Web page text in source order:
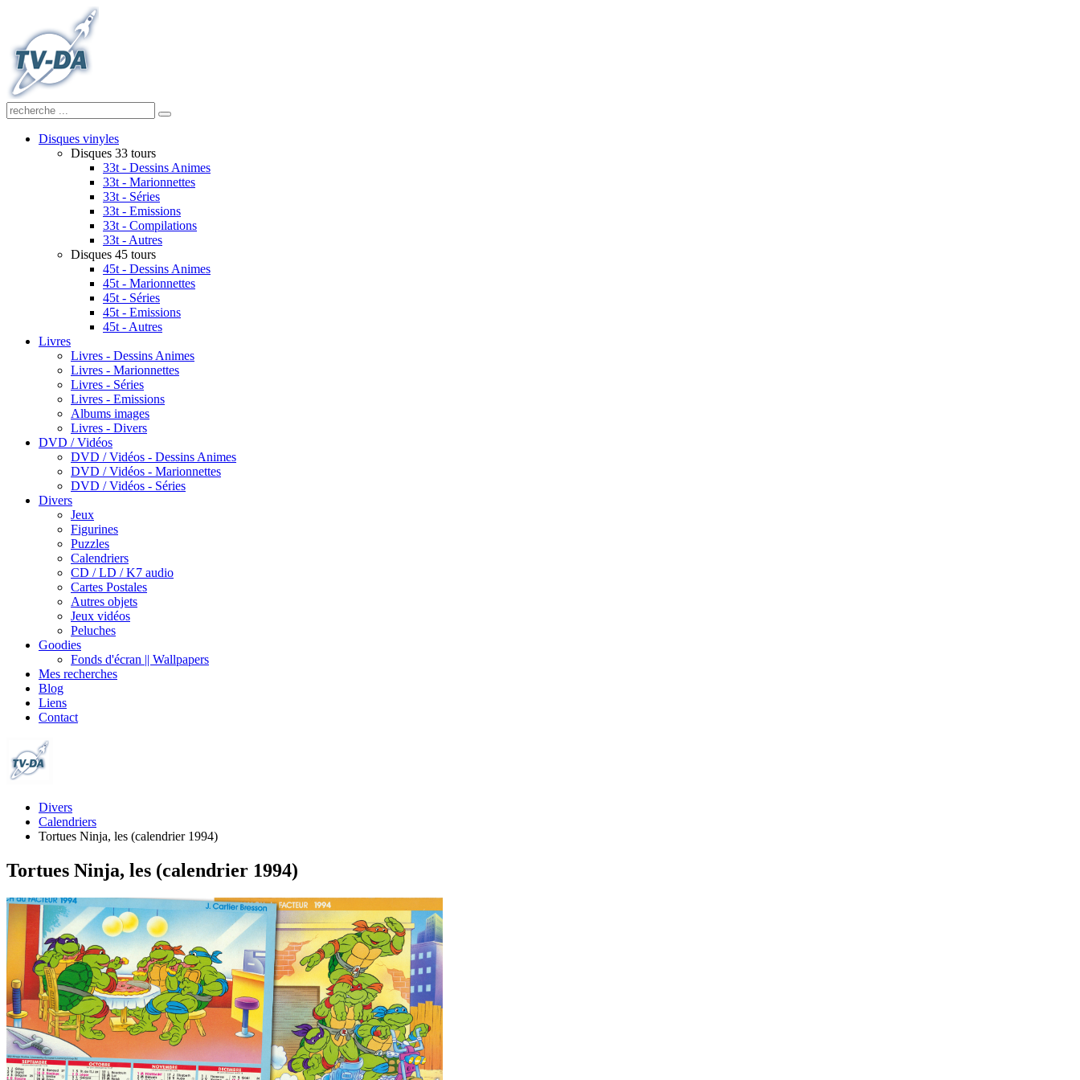
Disques vinyles
Disques 33 tours
33t - Dessins Animes
33t - Marionnettes
33t - Séries
33t - Emissions
33t - Compilations
33t - Autres
Disques 45 tours
45t - Dessins Animes
45t - Marionnettes
45t - Séries
45t - Emissions
45t - Autres
Livres
Livres - Dessins Animes
Livres - Marionnettes
Livres - Séries
Livres - Emissions
Albums images
Livres - Divers
DVD / Vidéos
DVD / Vidéos - Dessins Animes
DVD / Vidéos - Marionnettes
DVD / Vidéos - Séries
Divers
Jeux
Figurines
Puzzles
Calendriers
CD / LD / K7 audio
Cartes Postales
Autres objets
Jeux vidéos
Peluches
Goodies
Fonds d'écran || Wallpapers
Mes recherches
Blog
Liens
Contact
Divers
Calendriers
Tortues Ninja, les (calendrier 1994)
Tortues Ninja, les (calendrier 1994)